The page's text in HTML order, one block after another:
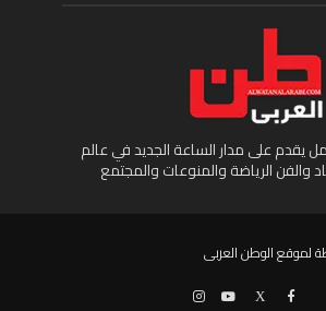
يقدم على مدار الساعة الجديد في عالم
والفن الرياضة والمنوعات والمجتمع
لموقع الوطن العربى